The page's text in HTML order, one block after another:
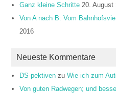
Ganz kleine Schritte 20. August
Von A nach B: Vom
2016
Neueste Kommentare
DS-pektiven zuWie ich zum
Von guten Radwegen; und